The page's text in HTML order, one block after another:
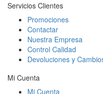
Servicios Clientes
Promociones
Contactar
Nuestra Empresa
Control Calidad
Devoluciones y
Mi Cuenta
Mi Cuenta